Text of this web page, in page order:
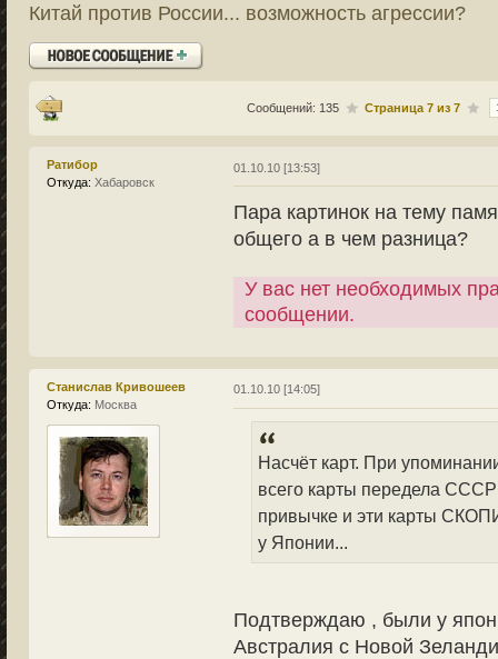
Китай против России... возможность агрессии?
Ответить
Сообщений: 135 Страница7 из7
Ратибор
Откуда: Хабаровск
01.10.10 [13:53]
Пара картинок на тему
общего а в чем разница?
У вас нет необходимых
сообщении.
Станислав Кривошеев
Откуда: Москва
01.10.10 [14:05]
Насчёт карт. При
всего карты передела
привычке и эти карты
у Японии...
Подтверждаю , были у
Австралия с Новой